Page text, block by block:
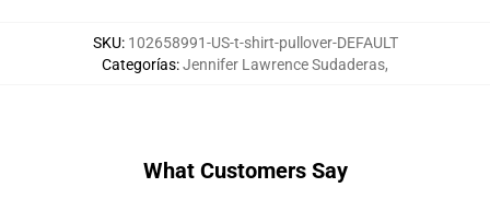
SKU: 102658991-US-t-shirt-pullover-DEFAULT
Categorías:Jennifer Lawrence Sudaderas,
What Customers Say